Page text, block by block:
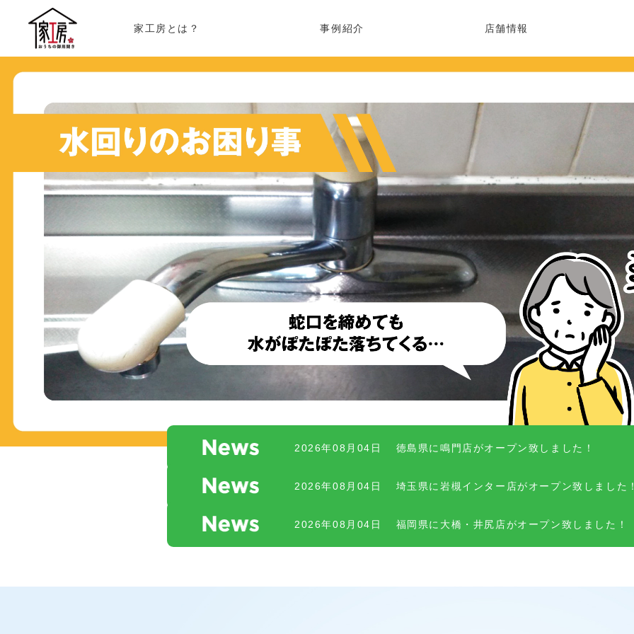
家工房とは？ 事例紹介 店舗情報
2026年08月04日 徳島県に鳴門店がオープン致しました！
2026年08月04日 埼玉県に岩槻インター店がオープン致しました
2026年08月04日 福岡県に大橋・井尻店がオープン致しました！